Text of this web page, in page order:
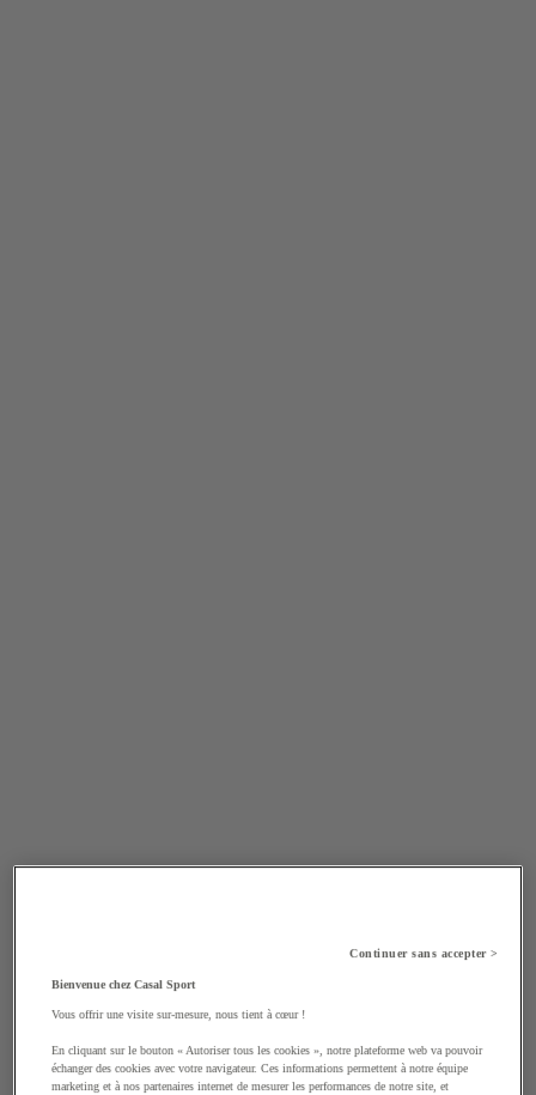
Continuer sans accepter >
Bienvenue chez Casal Sport
Vous offrir une visite sur-mesure, nous tient à cœur !
En cliquant sur le bouton « Autoriser tous les cookies », notre plateforme web va pouvoir
échanger des cookies avec votre navigateur. Ces informations permettent à notre équipe
marketing et à nos partenaires internet de mesurer les performances de notre site, et